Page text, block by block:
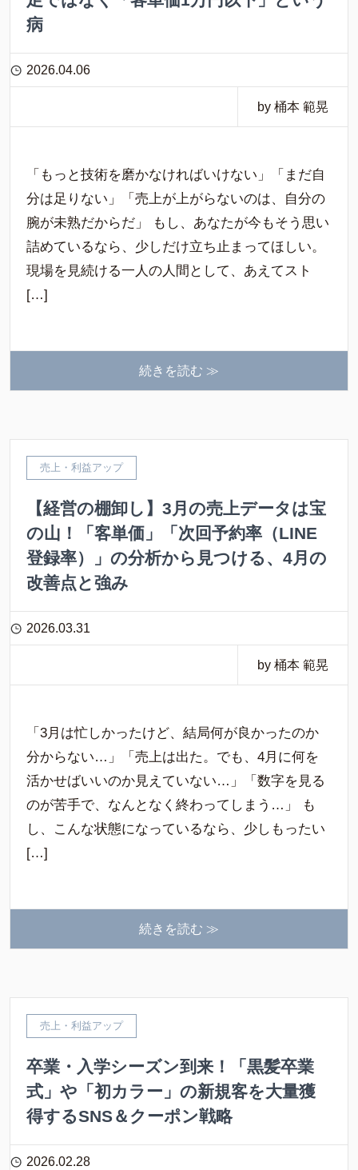
病
2026.04.06
by 桶本 範晃
「もっと技術を磨かなければいけない」「まだ自
分は足りない」「売上が上がらないのは、自分の
腕が未熟だからだ」 もし、あなたが今もそう思い
詰めているなら、少しだけ立ち止まってほしい。
現場を見続ける一人の人間として、あえてスト
[…]
続きを読む ≫
売上・利益アップ
【経営の棚卸し】3月の売上データは宝
の山！「客単価」「次回予約率（LINE
登録率）」の分析から見つける、4月の
改善点と強み
2026.03.31
by 桶本 範晃
「3月は忙しかったけど、結局何が良かったのか
分からない…」「売上は出た。でも、4月に何を
活かせばいいのか見えていない…」「数字を見る
のが苦手で、なんとなく終わってしまう…」 も
し、こんな状態になっているなら、少しもったい
[…]
続きを読む ≫
売上・利益アップ
卒業・入学シーズン到来！「黒髪卒業
式」や「初カラー」の新規客を大量獲
得するSNS＆クーポン戦略
2026.02.28